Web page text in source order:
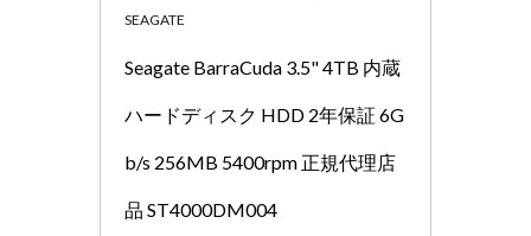
SEAGATE
Seagate BarraCuda 3.5" 4TB 内蔵
ハードディスク HDD 2年保証 6G
b/s 256MB 5400rpm 正規代理店
品 ST4000DM004